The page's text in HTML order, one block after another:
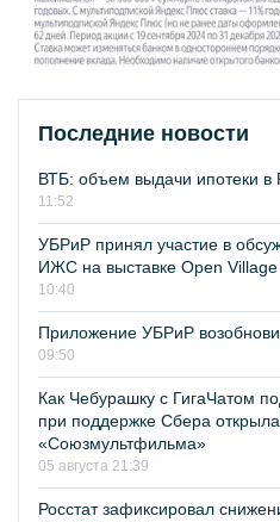
Последние новости
ВТБ: объем выдачи ипотеки в
11:52
УБРиР принял участие в
ИЖС на выставке Open
10:40
Приложение УБРиР
09:50
Как Чебурашку с ГигаЧатом
при поддержке Сбера
«Союзмультфильма»
05 августа 21:39
Росстат зафиксировал